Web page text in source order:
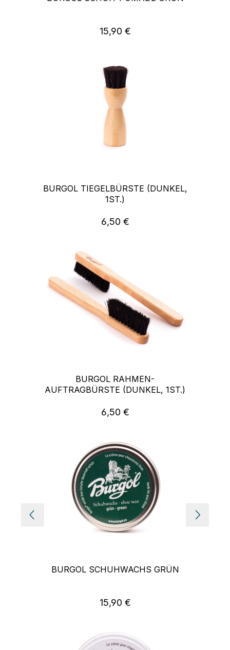
Regulärer Preis:
15,90 €
BURGOL TIEGELBÜRSTE (DUNKEL,
1ST.)
Regulärer Preis:
6,50 €
BURGOL RAHMEN-
AUFTRAGBÜRSTE (DUNKEL, 1ST.)
Regulärer Preis:
6,50 €
BURGOL SCHUHWACHS GRÜN
Regulärer Preis:
15,90 €